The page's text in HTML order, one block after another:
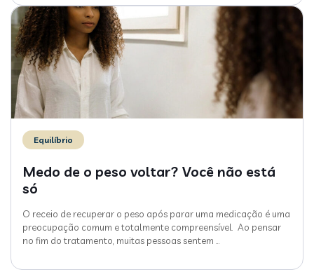
Equilíbrio
Medo de o peso voltar? Você não está
só
O receio de recuperar o peso após parar uma medicação é uma
preocupação comum e totalmente compreensível. Ao pensar
no fim do tratamento, muitas pessoas sentem